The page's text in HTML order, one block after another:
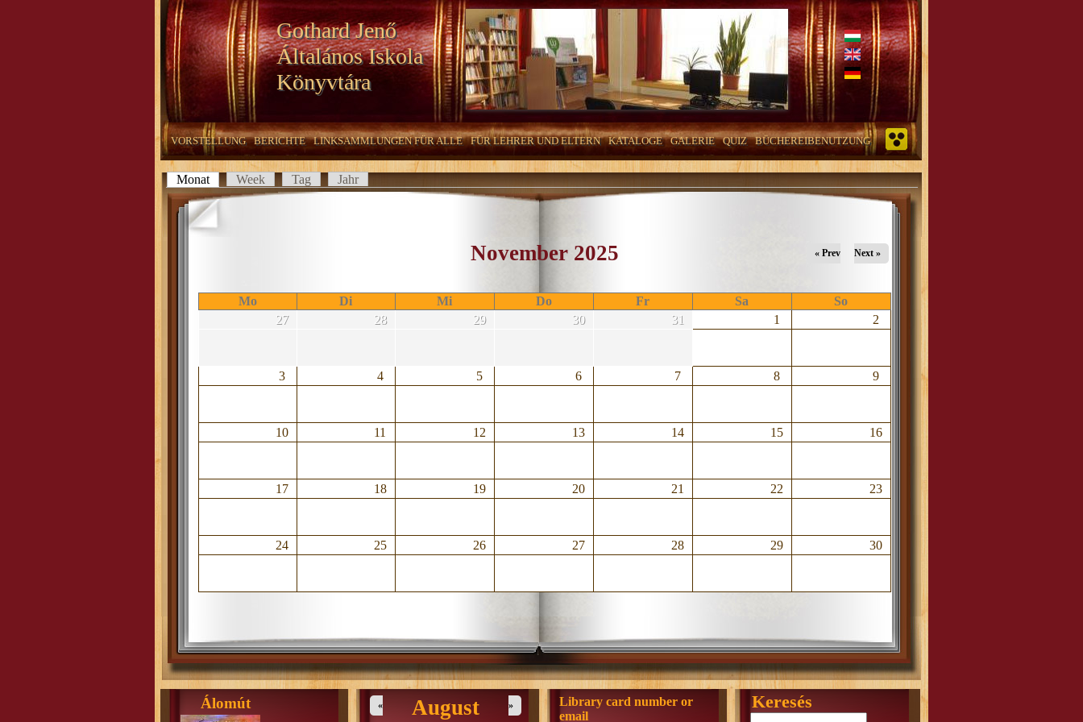
Gothard Jenő
Általános Iskola
Könyvtára
VORSTELLUNG BERICHTE LINKSAMMLUNGEN FÜR ALLE FÜR LEHRER UND ELTERN KATALOGE GALERIE QUIZ BÜCHEREIBENUTZUNG
Haupt-Reiter
Monat (aktiver Reiter)
Week Tag Jahr
November 2025 « Prev Next »
Mo Di Mi Do Fr Sa
So
27
28 29 30 31 1 2
3 4 5 6 7 8 9
10 11 12 13 14 15 16
17 18 19 20 21 22 23
24 25 26 27 28 29 30
Álomút August
« »
Library card number or
email
Keresés